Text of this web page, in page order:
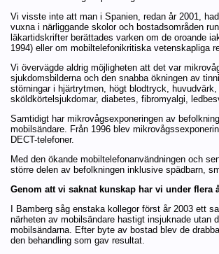
Vi visste inte att man i Spanien, redan år 2001,
vuxna i närliggande skolor och bostadsområden
läkartidskrifter berättades varken om de oroande
1994) eller om mobiltelefonikritiska vetenskapliga
Vi övervägde aldrig möjligheten att det var
sjukdomsbilderna och den snabba ökningen av
störningar i hjärtrytmen, högt blodtryck,
sköldkörtelsjukdomar, diabetes, fibromyalgi,
Samtidigt har mikrovågsexponeringen av
mobilsändare. Från 1996 blev
DECT-telefoner.
Med den ökande mobiltelefonanvändningen och
större delen av befolkningen inklusive spädbarn,
Genom att vi saknat kunskap har vi under flera
I Bamberg såg enstaka kollegor först år 2003 ett
närheten av mobilsändare hastigt insjuknade utan
mobilsändarna. Efter byte av bostad blev de
den behandling som gav resultat.